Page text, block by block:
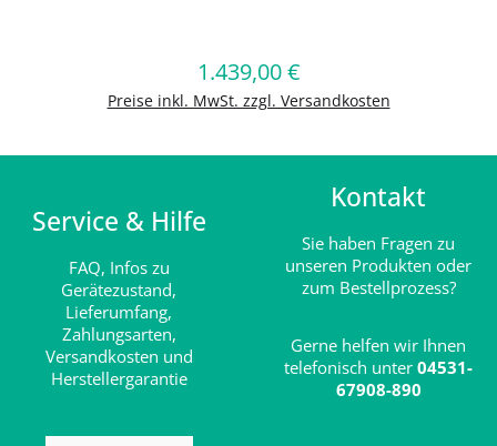
Regulärer Preis:
1.439,00 €
Preise inkl. MwSt. zzgl. Versandkosten
In den Warenkorb
Service & Hilfe
FAQ, Infos zu
Gerätezustand,
Lieferumfang,
Zahlungsarten,
Versandkosten und
Herstellergarantie
Kontakt
Sie haben Fragen zu
unseren Produkten oder
zum Bestellprozess?
Gerne helfen wir Ihnen
telefonisch unter 04531-
67908-890